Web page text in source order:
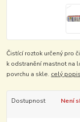
Čistící roztok určený pro
k odstranění mastnot na
povrchu a skle. celý popis
Dostupnost Není